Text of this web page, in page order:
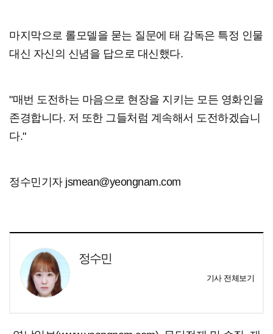
마지막으로 롤모델을 묻는 질문에 태 감독은 특정 인물
대신 자신의 신념을 답으로 대신했다.
"매번 도전하는 마음으로 현장을 지키는 모든 영화인을
존경합니다. 저 또한 그들처럼 계속해서 도전하겠습니
다."
정수민기자 jsmean@yeongnam.com
정수민
기사 전체보기